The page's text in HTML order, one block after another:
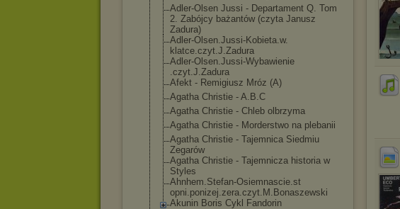
Adler-Olsen Jussi - Departament Q. Tom
2. Zabójcy bażantów (czyta Janusz
Zadura)
Adler-Olsen.Jussi-Kobieta.w.
klatce.czyt.J.Zadura
Adler-Olsen.Jussi-Wybawienie
.czyt.J.Zadura
Afekt - Remigiusz Mróz (A)
Agatha Christie - A.B.C
Agatha Christie - Chleb olbrzyma
Agatha Christie - Morderstwo na plebanii
Agatha Christie - Tajemnica Siedmiu
Zegarów
Agatha Christie - Tajemnicza historia w
Styles
Ahnhem.Stefan-Osiemnascie.st
opni.ponizej.zera.czyt.M.Bonaszewski
Akunin Boris Cykl Fandorin